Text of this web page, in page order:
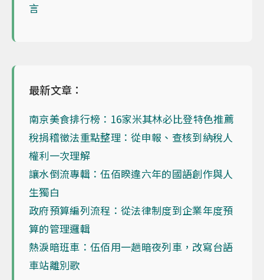
言
最新文章：
南京美食排行榜：16家米其林必比登特色推薦
稅捐稽徵法重點整理：從申報、查核到納稅人
權利一次理解
讓水倒流專輯：伍佰睽違六年的國語創作與人
生獨白
政府預算編列流程：從法律制度到企業年度預
算的管理邏輯
熱淚暗班車：伍佰用一趟暗夜列車，改寫台語
車站離別歌